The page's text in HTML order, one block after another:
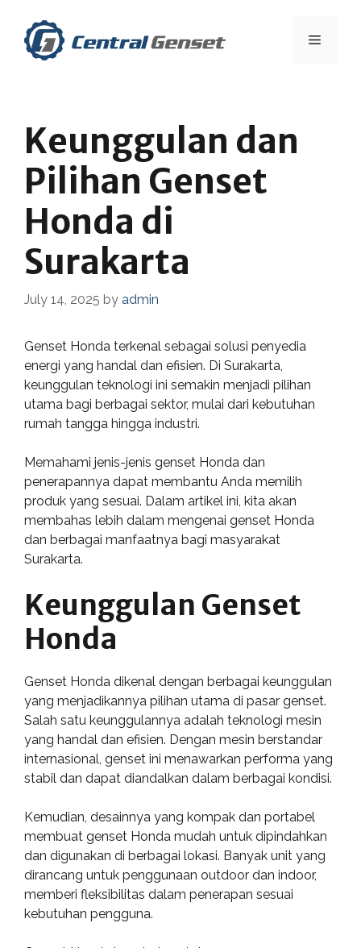
content
Menu
Keunggulan dan
Pilihan Genset
Honda di
Surakarta
July 14, 2025 by admin
Genset Honda terkenal sebagai solusi penyedia
energi yang handal dan efisien. Di Surakarta,
keunggulan teknologi ini semakin menjadi pilihan
utama bagi berbagai sektor, mulai dari kebutuhan
rumah tangga hingga industri.
Memahami jenis-jenis genset Honda dan
penerapannya dapat membantu Anda memilih
produk yang sesuai. Dalam artikel ini, kita akan
membahas lebih dalam mengenai genset Honda
dan berbagai manfaatnya bagi masyarakat
Surakarta.
Keunggulan Genset
Honda
Genset Honda dikenal dengan berbagai keunggulan
yang menjadikannya pilihan utama di pasar genset.
Salah satu keunggulannya adalah teknologi mesin
yang handal dan efisien. Dengan mesin berstandar
internasional, genset ini menawarkan performa yang
stabil dan dapat diandalkan dalam berbagai kondisi.
Kemudian, desainnya yang kompak dan portabel
membuat genset Honda mudah untuk dipindahkan
dan digunakan di berbagai lokasi. Banyak unit yang
dirancang untuk penggunaan outdoor dan indoor,
memberi fleksibilitas dalam penerapan sesuai
kebutuhan pengguna.